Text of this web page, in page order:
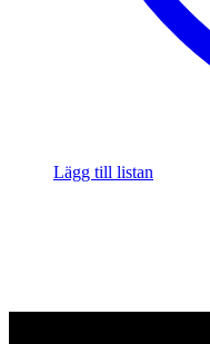
Lägg till listan